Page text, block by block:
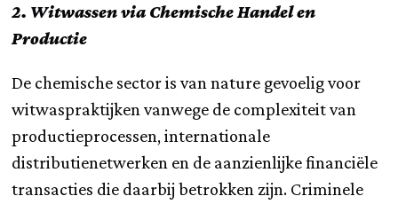
2. Witwassen via Chemische Handel en
Productie
De chemische sector is van nature gevoelig voor
witwaspraktijken vanwege de complexiteit van
productieprocessen, internationale
distributienetwerken en de aanzienlijke financiële
transacties die daarbij betrokken zijn. Criminele